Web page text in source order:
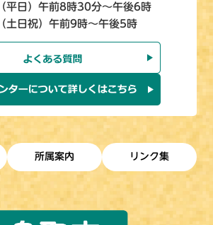
（平日）午前8時30分～午後6時
（土日祝）午前9時～午後5時
所属案内 リンク集